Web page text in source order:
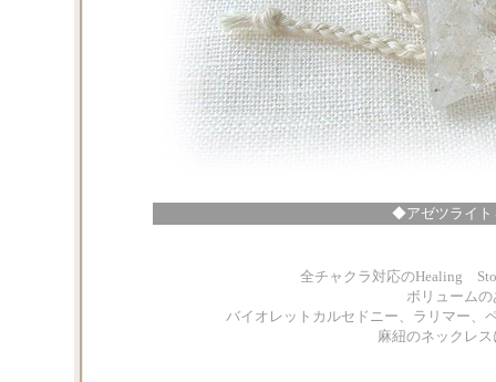
◆アゼツライト
全チャクラ対応のHealing
ボリューム
バイオレットカルセドニー、ラリマー
麻紐のネックレ